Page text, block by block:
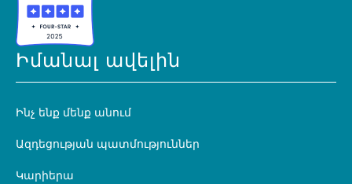
Իմանալ ավելին
Ինչ ենք մենք անում
Ազդեցության պատմություններ
Կարիերա